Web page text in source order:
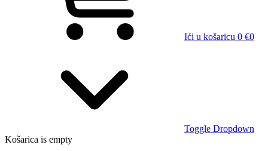
Ići u košaricu 0 €0
Toggle Dropdown
Košarica is empty